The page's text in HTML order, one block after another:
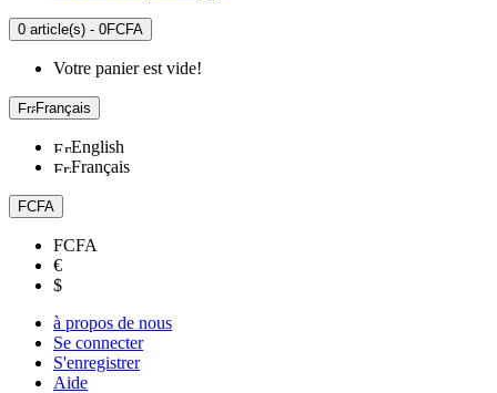
0 article(s) - 0FCFA
Votre panier est vide!
Français
English
Français
FCFA
FCFA
€
$
à propos de nous
Se connecter
S'enregistrer
Aide